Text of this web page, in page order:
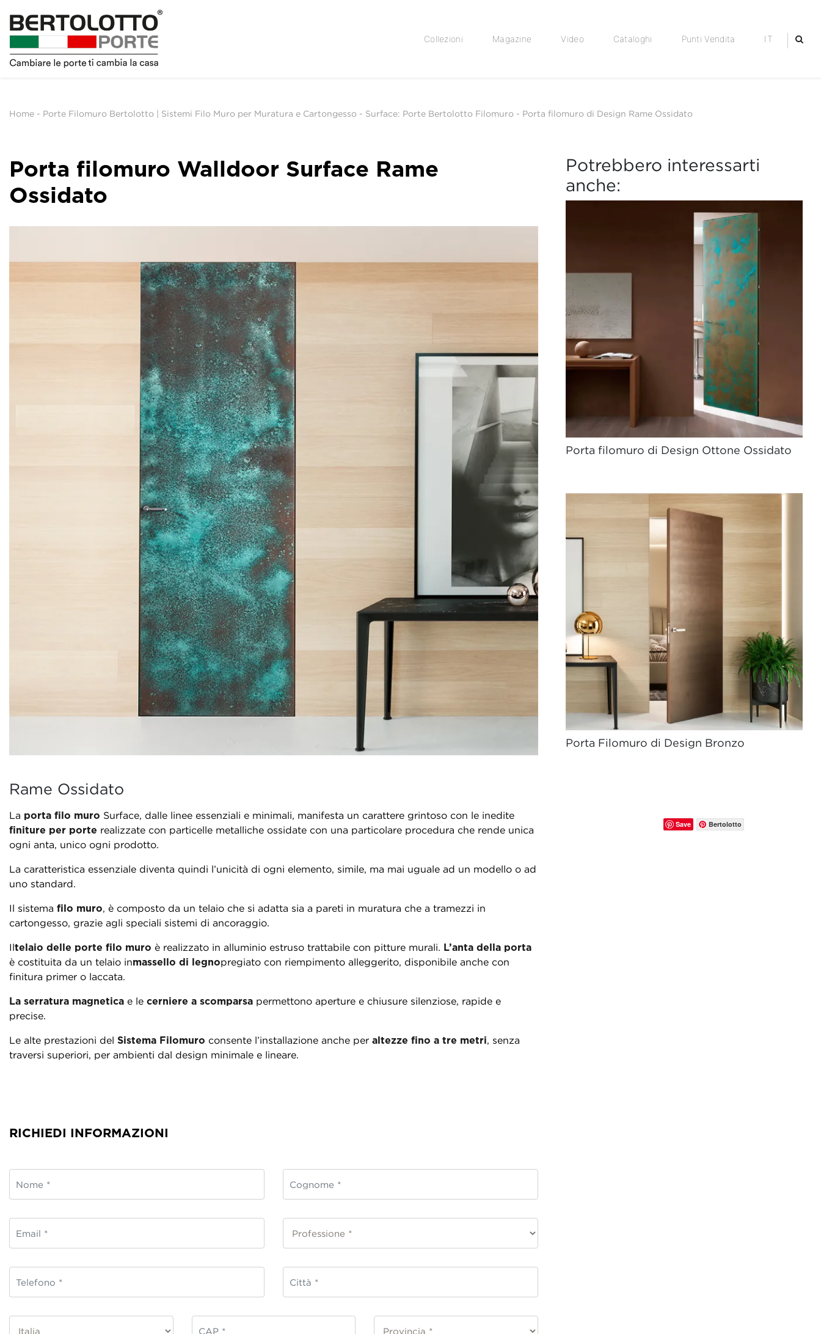
Collezioni Magazine Video Cataloghi Punti Vendita IT
Home - Porte Filomuro Bertolotto | Sistemi Filo Muro per Muratura e Cartongesso - Surface: Porte Bertolotto Filomuro - Porta filomuro di Design Rame Ossidato
Porta filomuro Walldoor Surface Rame
Ossidato
Rame Ossidato
La porta filo muro Surface, dalle linee essenziali e minimali, manifesta un carattere grintoso con le inedite
finiture per porte realizzate con particelle metalliche ossidate con una particolare procedura che rende unica
ogni anta, unico ogni prodotto.
La caratteristica essenziale diventa quindi l’unicità di ogni elemento, simile, ma mai uguale ad un modello o ad
uno standard.
Il sistema filo muro , è composto da un telaio che si adatta sia a pareti in muratura che a tramezzi in
cartongesso, grazie agli speciali sistemi di ancoraggio.
Iltelaio delle porte filo muro è realizzato in alluminio estruso trattabile con pitture murali. L’anta della porta
è costituita da un telaio inmassello di legnopregiato con riempimento alleggerito, disponibile anche con
finitura primer o laccata.
La serratura magnetica e le cerniere a scomparsa permettono aperture e chiusure silenziose, rapide e
precise.
Le alte prestazioni del Sistema Filomuro consente l’installazione anche per altezze fino a tre metri , senza
traversi superiori, per ambienti dal design minimale e lineare.
RICHIEDI INFORMAZIONI
Potrebbero interessarti
anche:
Porta filomuro di Design Ottone Ossidato
Porta Filomuro di Design Bronzo
Save Bertolotto